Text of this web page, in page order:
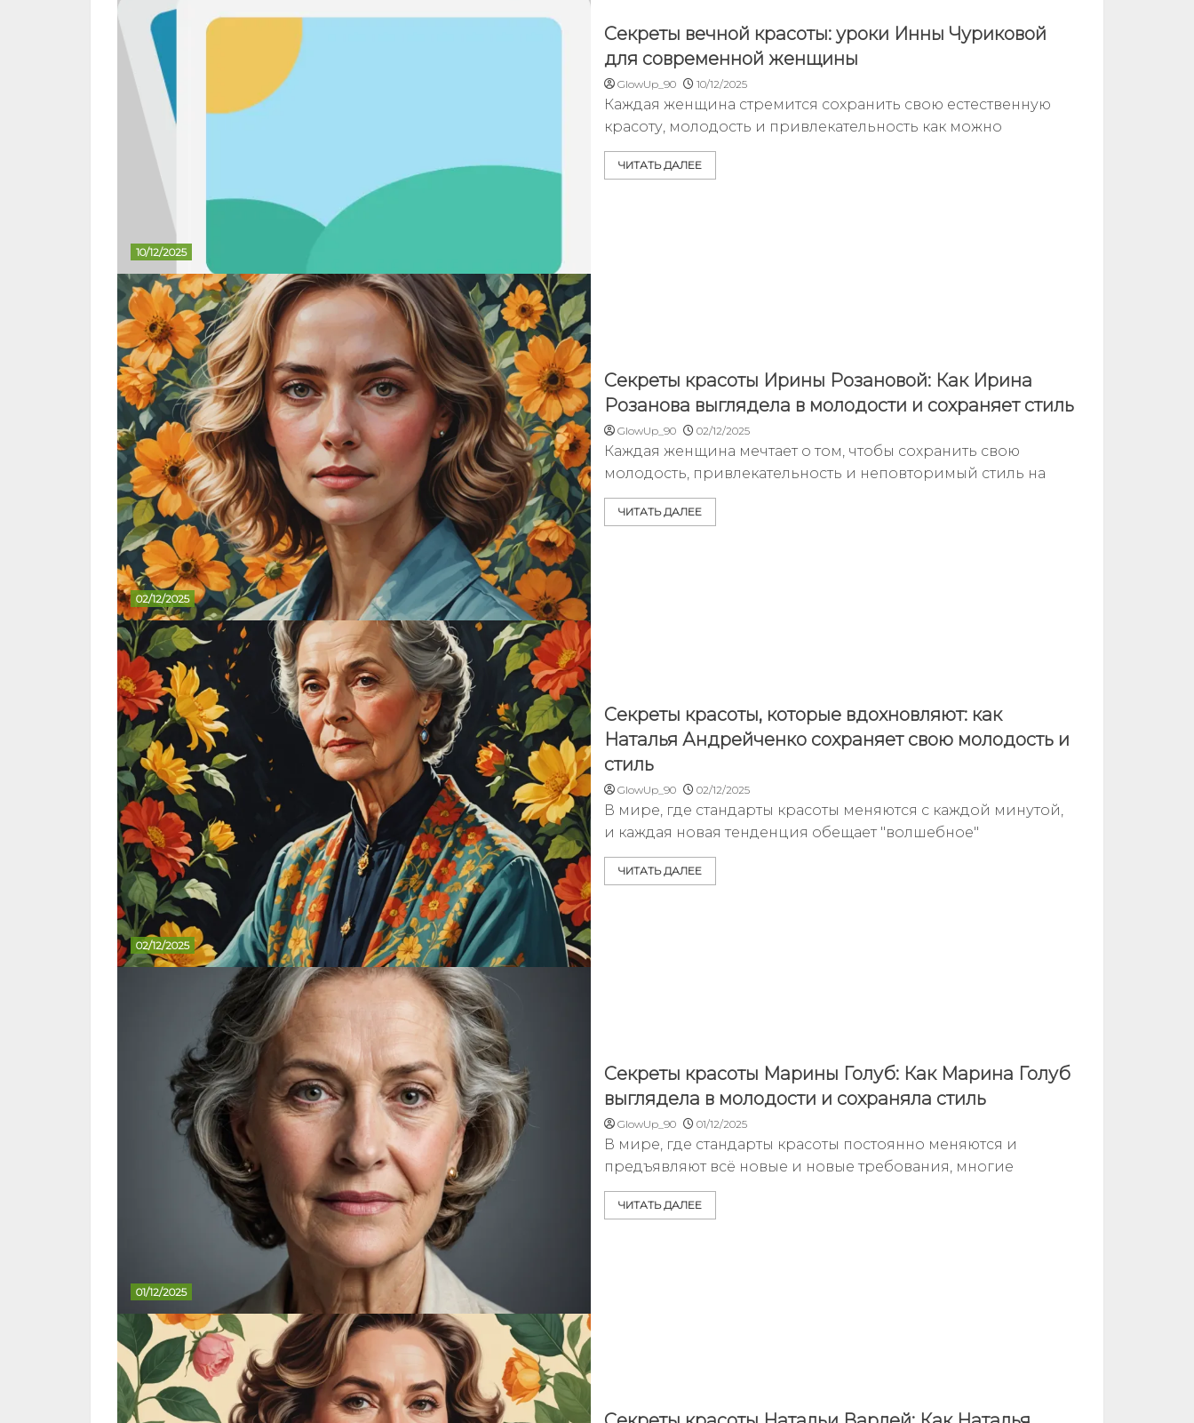
10/12/2025
Секреты вечной красоты: уроки Инны Чуриковой
для современной женщины
GlowUp_90 10/12/2025
Каждая женщина стремится сохранить свою естественную
красоту, молодость и привлекательность как можно
ЧИТАТЬ ДАЛЕЕ
02/12/2025
Секреты красоты Ирины Розановой: Как Ирина
Розанова выглядела в молодости и сохраняет стиль
GlowUp_90 02/12/2025
Каждая женщина мечтает о том, чтобы сохранить свою
молодость, привлекательность и неповторимый стиль на
ЧИТАТЬ ДАЛЕЕ
02/12/2025
Секреты красоты, которые вдохновляют: как
Наталья Андрейченко сохраняет свою молодость и
стиль
GlowUp_90 02/12/2025
В мире, где стандарты красоты меняются с каждой минутой,
и каждая новая тенденция обещает "волшебное"
ЧИТАТЬ ДАЛЕЕ
01/12/2025
Секреты красоты Марины Голуб: Как Марина Голуб
выглядела в молодости и сохраняла стиль
GlowUp_90 01/12/2025
В мире, где стандарты красоты постоянно меняются и
предъявляют всё новые и новые требования, многие
ЧИТАТЬ ДАЛЕЕ